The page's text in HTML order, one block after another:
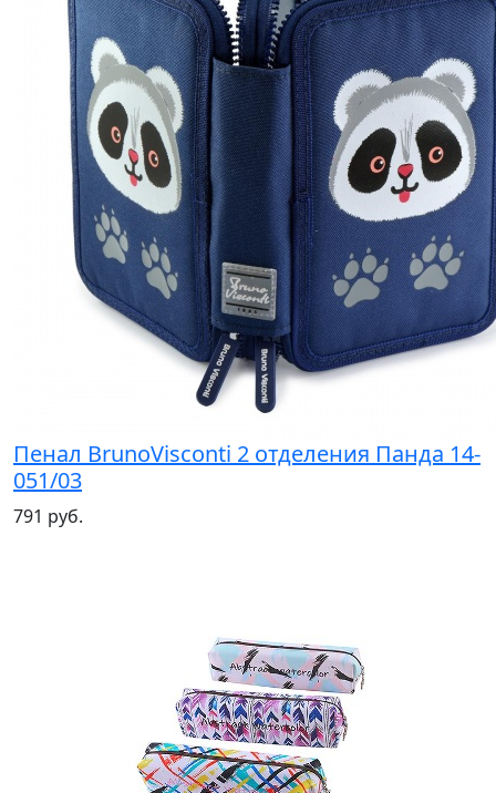
Пенал BrunoVisconti 2 отделения Панда 14-
051/03
791 руб.